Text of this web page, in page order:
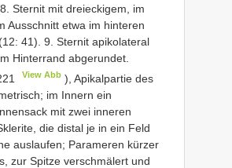
Sternit mit dreieckigem, im
Ausschnitt etwa im hinteren
41). 9. Sternit apikolateral
Hinterrand abgerundet.
View Abb ), Apikalpartie des
im Innern ein
mit zwei inneren
die distal je in ein Feld
auslaufen; Parameren kürzer
zur Spitze verschmälert und